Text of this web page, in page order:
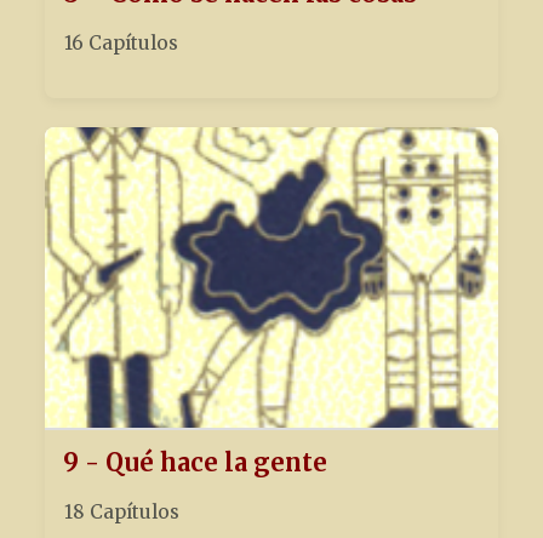
16 Capítulos
9 - Qué hace la gente
18 Capítulos